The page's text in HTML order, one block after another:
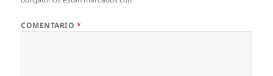
COMENTARIO *